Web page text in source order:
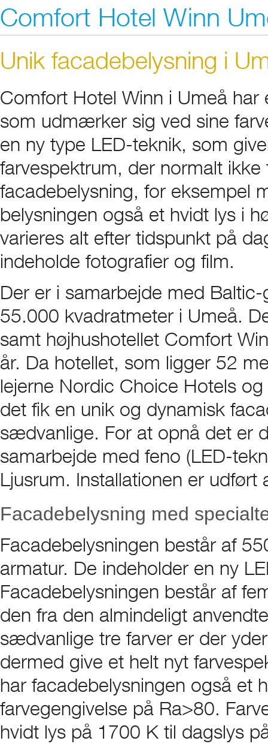
Comfort Hotel Winn
Unik facadebelysning i
Comfort Hotel Winn i Umeå
som udmærker sig ved sine
en ny type LED-teknik, som
farvespektrum, der normalt
facadebelysning, for eksempel
belysningen også et hvidt lys i
varieres alt efter tidspunkt på
indeholde fotografier og film.
Der er i samarbejde med
55.000 kvadratmeter i Umeå.
samt højhushotellet Comfort
år. Da hotellet, som ligger 52
lejerne Nordic Choice Hotels
det fik en unik og dynamisk
sædvanlige. For at opnå det er
samarbejde med feno (LED-
Ljusrum. Installationen er udført
Facadebelysning med
Facadebelysningen består af
armatur. De indeholder en ny
Facadebelysningen består af
den fra den almindeligt
sædvanlige tre farver er der
dermed give et helt nyt
har facadebelysningen også et
farvegengivelse på Ra>80.
hvidt lys på 1700 K til dagslys